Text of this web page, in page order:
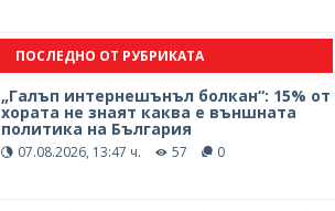
ПОСЛЕДНО ОТ РУБРИКАТА
„Галъп интернешънъл болкан“: 15% от
хората не знаят каква е външната
политика на България
07.08.2026, 13:47 ч. 57 0